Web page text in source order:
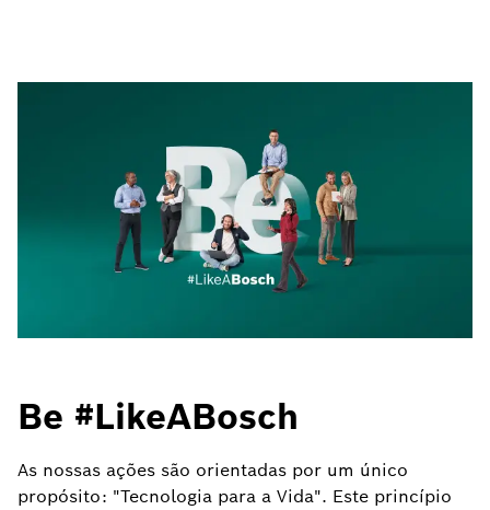
Be #LikeABosch
As nossas ações são orientadas por um único
propósito: "Tecnologia para a Vida". Este princípio